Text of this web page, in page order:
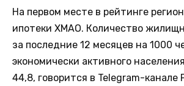
На первом месте в рейтинге
ипотеки ХМАО. Количество
за последние 12 месяцев на 1000
экономически активного
44,8, говорится в Telegram-